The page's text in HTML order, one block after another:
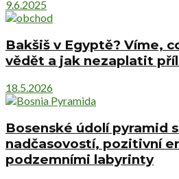
9.6.2025
Bakšiš v Egyptě? Víme,
vědět a jak nezaplatit
18.5.2026
Bosenské údolí pyramid
nadčasovostí, pozitivní
podzemními labyrinty